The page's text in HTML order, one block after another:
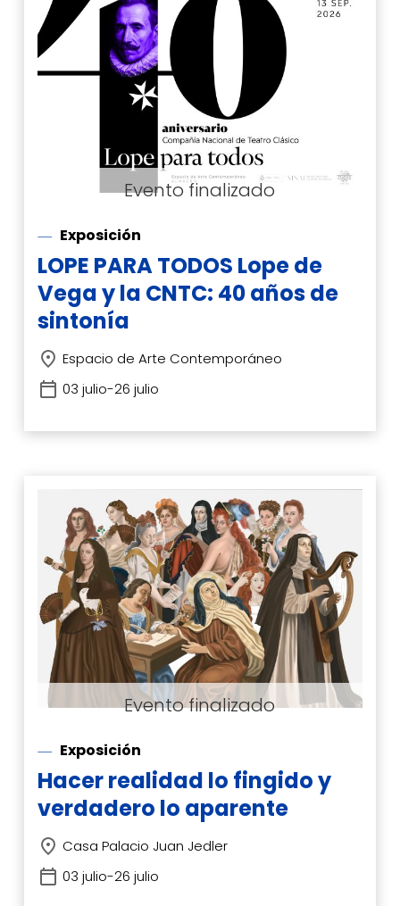
Exposición
LOPE PARA TODOS Lope de
Vega y la CNTC: 40 años de
sintonía
Espacio de Arte Contemporáneo
03 julio-26 julio
Exposición
Hacer realidad lo fingido y
verdadero lo aparente
Casa Palacio Juan Jedler
03 julio-26 julio